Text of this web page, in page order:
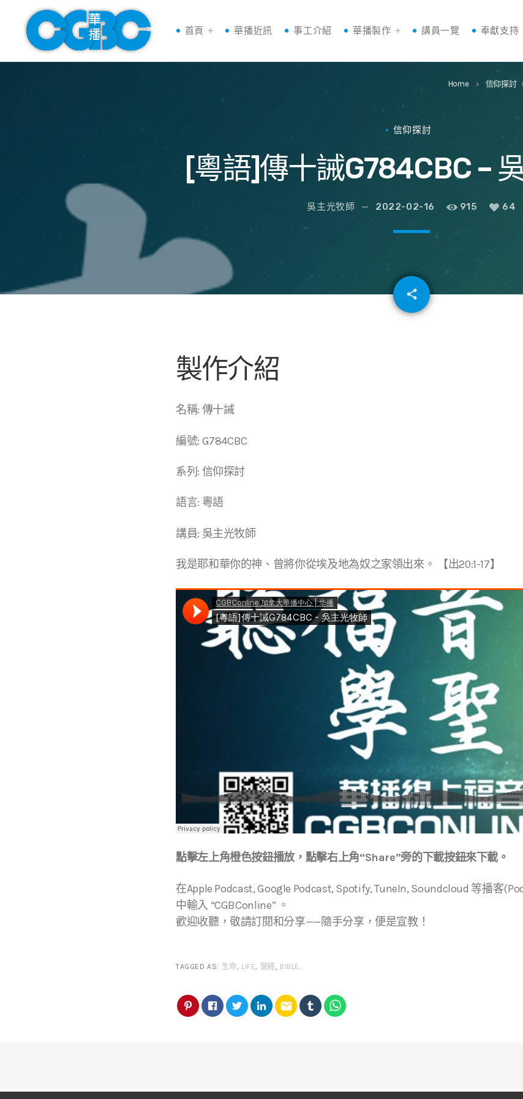
首頁 華播近訊 事工介紹 華播製作 講員一覽 奉獻支持
Home keyboard_arrow_right 信仰探討
信仰探討
[粵語]傳十誡G784CBC –
吳主光牧師 2022-02-16 915 64
share
email
製作介紹
名稱: 傳十誡
編號: G784CBC
系列: 信仰探討
語言: 粵語
講員: 吳主光牧師
我是耶和華你的神、曾將你從埃及地為奴之家領出來。 【出20:1-17】
點擊左上角橙色按鈕播放，點擊右上角“Share”旁的下載按鈕來下載。
在Apple Podcast, Google Podcast, Spotify, TuneIn, Soundcloud 等播客
中輸入 “CGBConline” 。
歡迎收聽，敬請訂閱和分享——隨手分享，便是宣教！
TAGGED AS: 生命 LIFE 聖經 BIBLE
email